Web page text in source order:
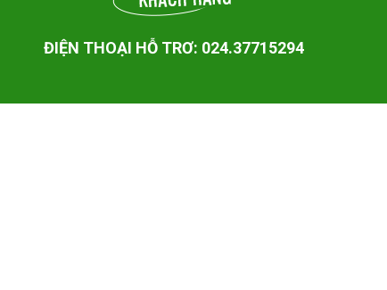
ĐIỆN THOẠI HỖ TRƠ: 024.37715294